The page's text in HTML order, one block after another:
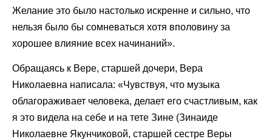
Желание это было настолько искренне и сильно, что
нельзя было бы сомневаться хотя вполовину за
хорошее влияние всех начинаний».
Обращаясь к Вере, старшей дочери, Вера
Николаевна написала: «Чувствуя, что музыка
облагораживает человека, делает его счастливым, как
я это видела на себе и на тете Зине (Зинаиде
Николаевне Якунчиковой, старшей сестре Веры